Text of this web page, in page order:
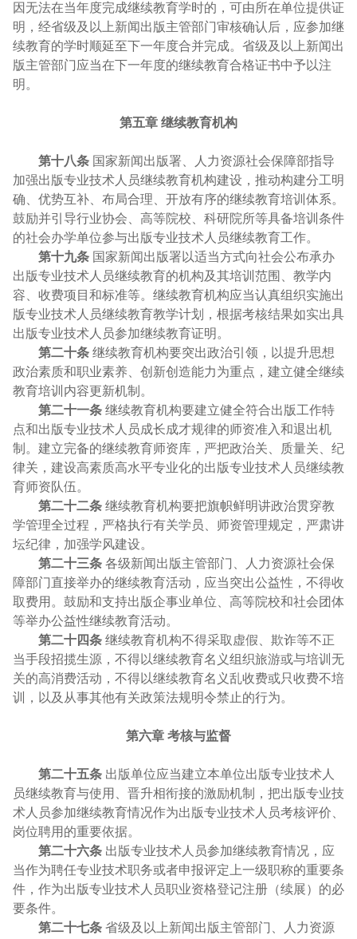
因无法在当年度完成继续教育学时的，可由所在单位提供证
明，经省级及以上新闻出版主管部门审核确认后，应参加继
续教育的学时顺延至下一年度合并完成。省级及以上新闻出
版主管部门应当在下一年度的继续教育合格证书中予以注
明。
第五章 继续教育机构
第十八条国家新闻出版署、人力资源社会保障部指导
加强出版专业技术人员继续教育机构建设，推动构建分工明
确、优势互补、布局合理、开放有序的继续教育培训体系。
鼓励并引导行业协会、高等院校、科研院所等具备培训条件
的社会办学单位参与出版专业技术人员继续教育工作。
第十九条国家新闻出版署以适当方式向社会公布承办
出版专业技术人员继续教育的机构及其培训范围、教学内
容、收费项目和标准等。继续教育机构应当认真组织实施出
版专业技术人员继续教育教学计划，根据考核结果如实出具
出版专业技术人员参加继续教育证明。
第二十条继续教育机构要突出政治引领，以提升思想
政治素质和职业素养、创新创造能力为重点，建立健全继续
教育培训内容更新机制。
第二十一条继续教育机构要建立健全符合出版工作特
点和出版专业技术人员成长成才规律的师资准入和退出机
制。建立完备的继续教育师资库，严把政治关、质量关、纪
律关，建设高素质高水平专业化的出版专业技术人员继续教
育师资队伍。
第二十二条继续教育机构要把旗帜鲜明讲政治贯穿教
学管理全过程，严格执行有关学员、师资管理规定，严肃讲
坛纪律，加强学风建设。
第二十三条各级新闻出版主管部门、人力资源社会保
障部门直接举办的继续教育活动，应当突出公益性，不得收
取费用。鼓励和支持出版企事业单位、高等院校和社会团体
等举办公益性继续教育活动。
第二十四条继续教育机构不得采取虚假、欺诈等不正
当手段招揽生源，不得以继续教育名义组织旅游或与培训无
关的高消费活动，不得以继续教育名义乱收费或只收费不培
训，以及从事其他有关政策法规明令禁止的行为。
第六章 考核与监督
第二十五条出版单位应当建立本单位出版专业技术人
员继续教育与使用、晋升相衔接的激励机制，把出版专业技
术人员参加继续教育情况作为出版专业技术人员考核评价、
岗位聘用的重要依据。
第二十六条出版专业技术人员参加继续教育情况，应
当作为聘任专业技术职务或者申报评定上一级职称的重要条
件，作为出版专业技术人员职业资格登记注册（续展）的必
要条件。
第二十七条省级及以上新闻出版主管部门、人力资源